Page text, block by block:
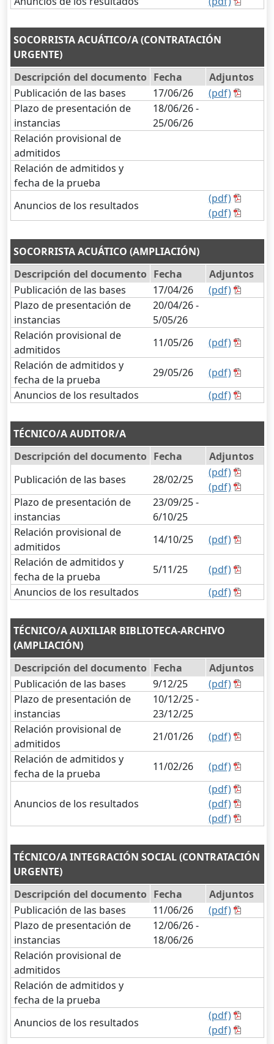
SOCORRISTA ACUÁTICO/A (CONTRATACIÓN
URGENTE)
Descripción del documento Fecha
Adjuntos
Publicación de las bases
17/06/26
(pdf)
Plazo de presentación de
instancias
18/06/26 -
25/06/26
Relación provisional de
admitidos
Relación de admitidos y
fecha de la prueba
Anuncios de los resultados
(pdf)
(pdf)
SOCORRISTA ACUÁTICO (AMPLIACIÓN)
Descripción del documento Fecha
Adjuntos
Publicación de las bases
17/04/26
(pdf)
Plazo de presentación de
instancias
20/04/26 -
5/05/26
Relación provisional de
admitidos
11/05/26
(pdf)
Relación de admitidos y
fecha de la prueba
29/05/26
(pdf)
Anuncios de los resultados
(pdf)
TÉCNICO/A AUDITOR/A
Descripción del documento Fecha
Adjuntos
Publicación de las bases
28/02/25
(pdf)
(pdf)
Plazo de presentación de
instancias
23/09/25 -
6/10/25
Relación provisional de
admitidos
14/10/25
(pdf)
Relación de admitidos y
fecha de la prueba
5/11/25
(pdf)
Anuncios de los resultados
(pdf)
TÉCNICO/A AUXILIAR BIBLIOTECA-ARCHIVO
(AMPLIACIÓN)
Descripción del documento Fecha
Adjuntos
Publicación de las bases
9/12/25
(pdf)
Plazo de presentación de
instancias
10/12/25 -
23/12/25
Relación provisional de
admitidos
21/01/26
(pdf)
Relación de admitidos y
fecha de la prueba
11/02/26 (pdf)
Anuncios de los resultados
(pdf)
(pdf)
(pdf)
TÉCNICO/A INTEGRACIÓN SOCIAL (CONTRATACIÓN
URGENTE)
Descripción del documento Fecha
Adjuntos
Publicación de las bases
11/06/26
(pdf)
Plazo de presentación de
instancias
12/06/26 -
18/06/26
Relación provisional de
admitidos
Relación de admitidos y
fecha de la prueba
Anuncios de los resultados
(pdf)
(pdf)